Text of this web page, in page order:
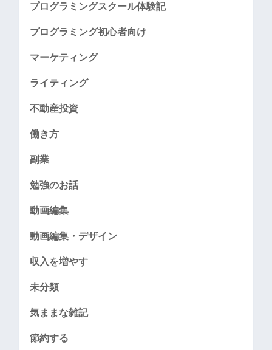
プログラミングスクール体験記
プログラミング初心者向け
マーケティング
ライティング
不動産投資
働き方
副業
勉強のお話
動画編集
動画編集・デザイン
収入を増やす
未分類
気ままな雑記
節約する